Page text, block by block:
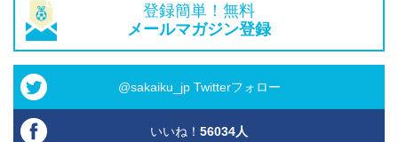
登録簡単！無料
メールマガジン登録
@sakaiku_jp Twitterフォロー
いいね！ 56034人